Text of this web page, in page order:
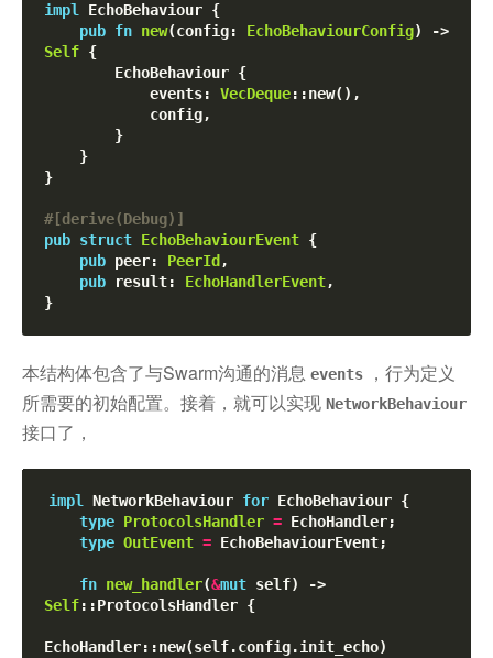
impl EchoBehaviour {
pub fn new(config: EchoBehaviourConfig
Self {
            events:
VecDeque::new(),
}
#[derive(Debug) ]
pub struct EchoBehaviourEvent {
pub peer: PeerId ,
pub result: EchoHandlerEvent,
本结构体包含了与Swarm沟通的消息 events
，行为定义
所需要的初始配置。接着，就可以实现 NetworkBehaviour
接口了，
impl NetworkBehaviour for EchoBehaviour {
type ProtocolsHandler = EchoHandler;
type OutEvent = EchoBehaviourEvent;
fn new_handler(&mut
Self::ProtocolsHandler {
EchoHandler::new(self.config.init_echo)